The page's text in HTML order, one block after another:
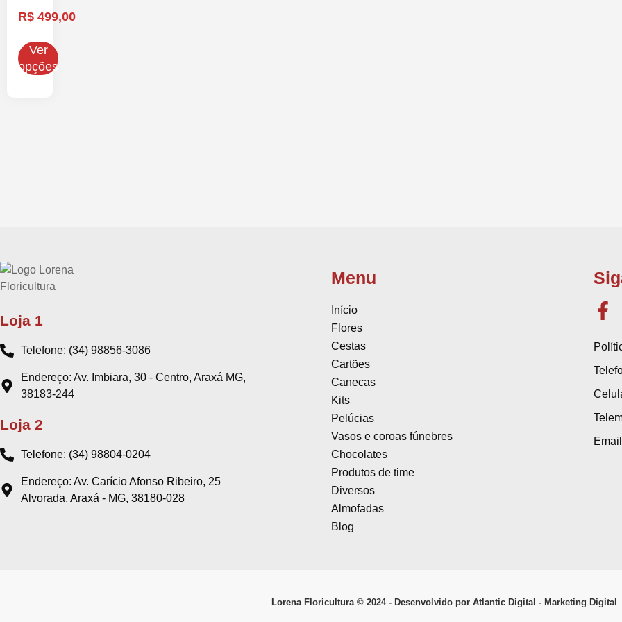
R$ 499,00
Ver
opções
Loja 1
Telefone: (34) 98856-3086
Endereço: Av. Imbiara, 30 - Centro, Araxá MG,
38183-244
Loja 2
Telefone: (34) 98804-0204
Endereço: Av. Carício Afonso Ribeiro, 25
Alvorada, Araxá - MG, 38180-028
Menu
Início
Flores
Cestas
Cartões
Canecas
Kits
Pelúcias
Vasos e coroas fúnebres
Chocolates
Produtos de time
Diversos
Almofadas
Blog
Lorena Floricultura © ­2024 - Desenvolvido por Atlantic Digital - Marketing Digital